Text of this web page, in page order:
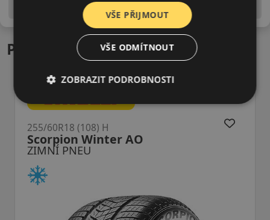
is EU štítky ve smyslu dosud platné (předchozí) legislativy.
Podobné produkty
ZIMNÍ PNEU
Scorpion Winter AO
255/60R18 (108) H
VŠE PŘIJMOUT
VŠE ODMÍTNOUT
ZOBRAZIT PODROBNOSTI